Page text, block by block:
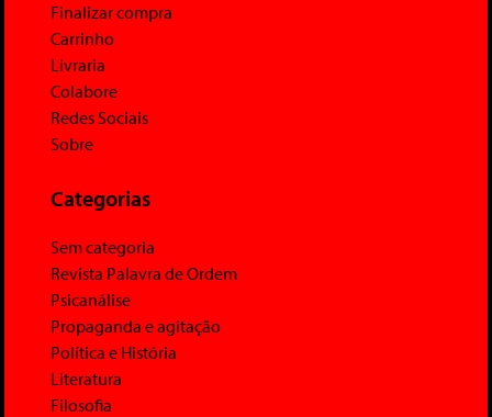
Finalizar compra
Carrinho
Livraria
Colabore
Redes Sociais
Sobre
Categorias
Sem categoria
Revista Palavra de Ordem
Psicanálise
Propaganda e agitação
Política e História
Literatura
Filosofia